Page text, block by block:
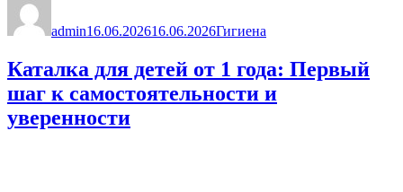
что
для
нежной
кожи
новорожденного?»
admin16.06.202616.06.2026Гигиена
Каталка для детей от 1 года: Первый
шаг к самостоятельности и
уверенности